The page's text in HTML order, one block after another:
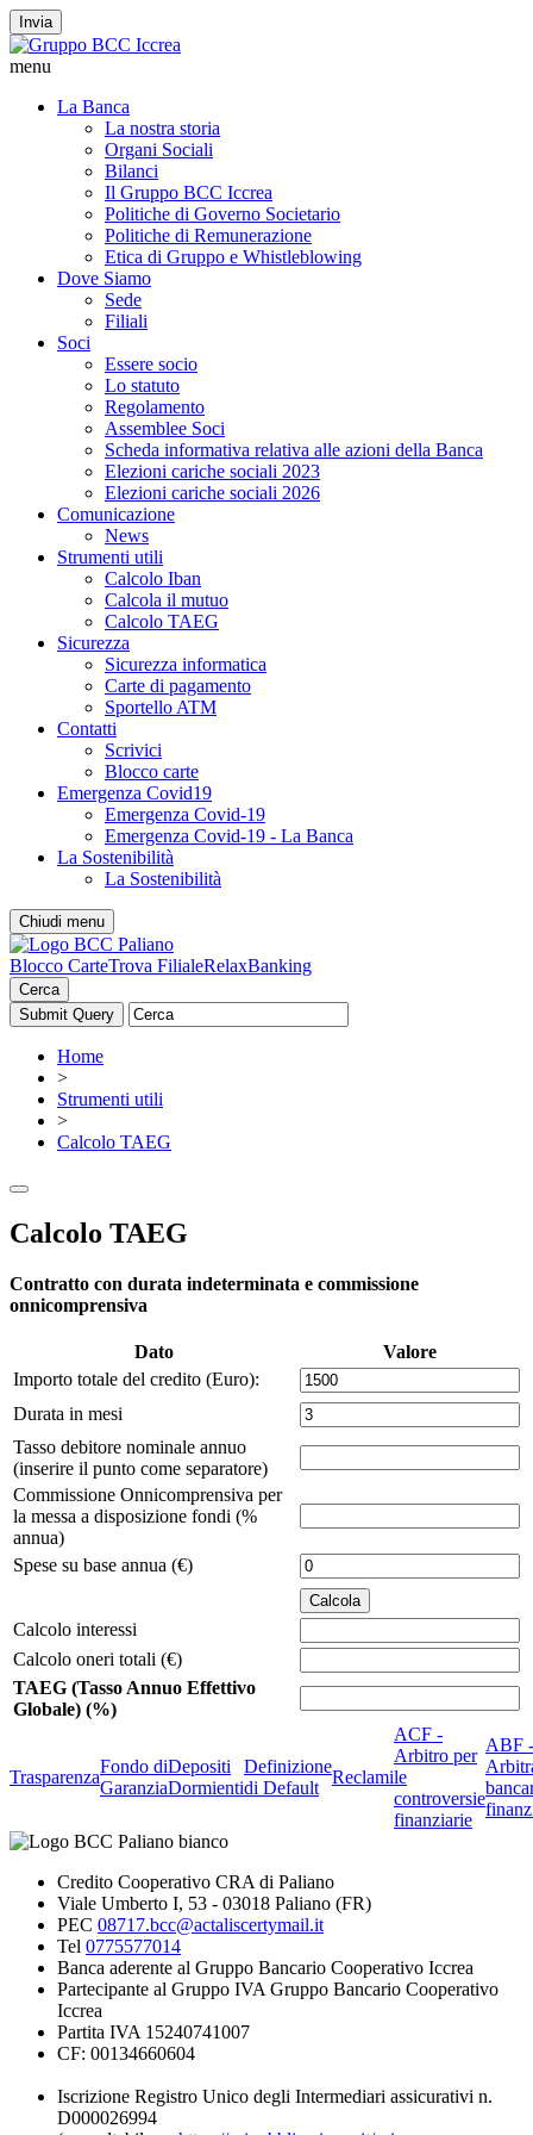
Invia
menu
La Banca
La nostra storia
Organi Sociali
Bilanci
Il Gruppo BCC Iccrea
Politiche di Governo Societario
Politiche di Remunerazione
Etica di Gruppo e Whistleblowing
Dove Siamo
Sede
Filiali
Soci
Essere socio
Lo statuto
Regolamento
Assemblee Soci
Scheda informativa relativa alle azioni della Banca
Elezioni cariche sociali 2023
Elezioni cariche sociali 2026
Comunicazione
News
Strumenti utili
Calcolo Iban
Calcola il mutuo
Calcolo TAEG
Sicurezza
Sicurezza informatica
Carte di pagamento
Sportello ATM
Contatti
Scrivici
Blocco carte
Emergenza Covid19
Emergenza Covid-19
Emergenza Covid-19 - La Banca
La Sostenibilità
La Sostenibilità
Chiudi menu
Blocco CarteTrova FilialeRelaxBanking
Cerca
Home
>
Strumenti utili
>
Calcolo TAEG
Calcolo TAEG
Contratto con durata indeterminata e commissione
onnicomprensiva
Dato
Valore
Importo totale del credito (Euro):
Durata in mesi
Tasso debitore nominale annuo
(inserire il punto come separatore)
Commissione Onnicomprensiva per
la messa a disposizione fondi (%
annua)
Spese su base annua (€)
Calcolo interessi
Calcolo oneri totali (€)
TAEG (Tasso Annuo Effettivo
Globale) (%)
Trasparenza
Fondo di
Garanzia
Depositi
Dormienti
Definizione
di Default
Reclami
ACF -
Arbitro per
le
controversie
finanziarie
ABF -
Credito Cooperativo CRA di Paliano
Viale Umberto I, 53 - 03018 Paliano (FR)
PEC 08717.bcc@actaliscertymail.it
Tel 0775577014
Banca aderente al Gruppo Bancario Cooperativo Iccrea
Partecipante al Gruppo IVA Gruppo Bancario Cooperativo
Iccrea
Partita IVA 15240741007
CF: 00134660604
Iscrizione Registro Unico degli Intermediari assicurativi n.
D000026994